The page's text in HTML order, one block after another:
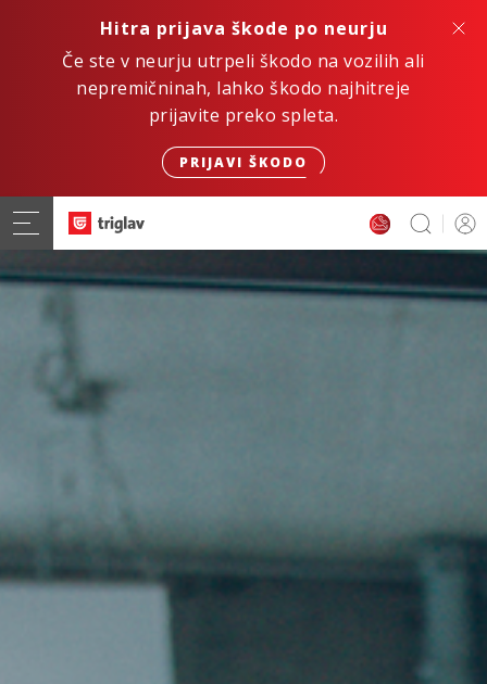
Hitra prijava škode po neurju
Če ste v neurju utrpeli škodo na vozilih ali
nepremičninah, lahko škodo najhitreje
prijavite preko spleta.
PRIJAVI ŠKODO